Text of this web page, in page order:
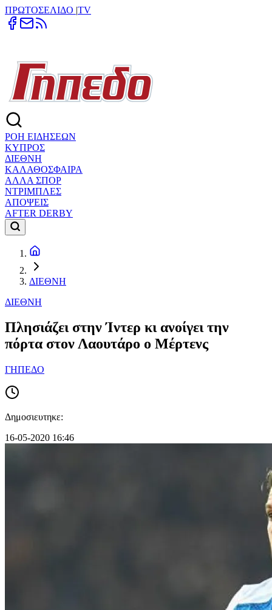
ΠΡΩΤΟΣΕΛΙΔΟ |TV
ΡΟΗ ΕΙΔΗΣΕΩΝ
ΚΥΠΡΟΣ
ΔΙΕΘΝΗ
ΚΑΛΑΘΟΣΦΑΙΡΑ
ΑΛΛΑ ΣΠΟΡ
ΝΤΡΙΜΠΛΕΣ
ΑΠΟΨΕΙΣ
AFTER DERBY
ΔΙΕΘΝΗ
ΔΙΕΘΝΗ
Πλησιάζει στην Ίντερ κι ανοίγει την
πόρτα στον Λαουτάρο ο Μέρτενς
ΓΗΠΕΔΟ
Δημοσιευτηκε:
16-05-2020 16:46